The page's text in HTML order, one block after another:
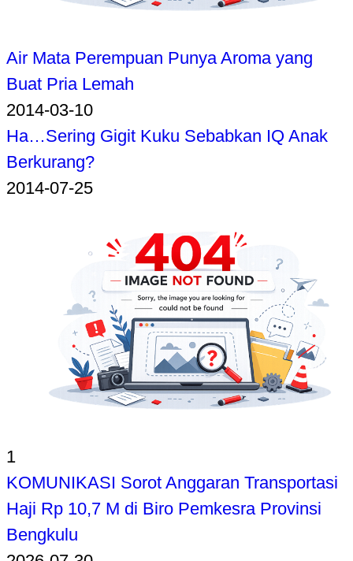
Air Mata Perempuan Punya Aroma yang
Buat Pria Lemah
2014-03-10
Ha…Sering Gigit Kuku Sebabkan IQ Anak
Berkurang?
2014-07-25
1
KOMUNIKASI Sorot Anggaran Transportasi
Haji Rp 10,7 M di Biro Pemkesra Provinsi
Bengkulu